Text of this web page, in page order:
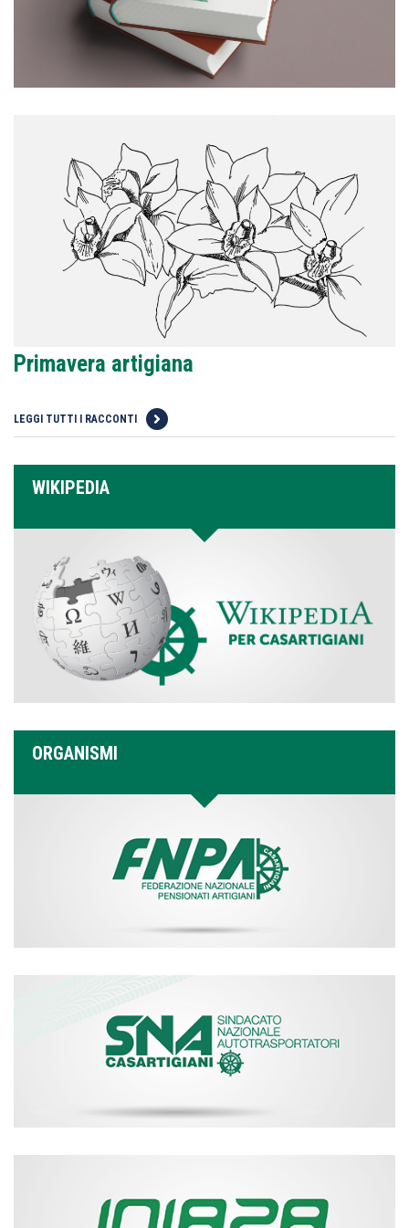
Primavera artigiana
LEGGI TUTTI I RACCONTI
WIKIPEDIA
ORGANISMI